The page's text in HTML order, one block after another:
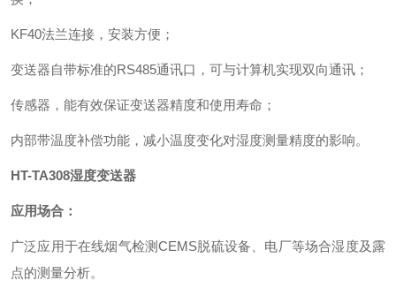
KF40法兰连接，安装方便；
变送器自带标准的RS485通讯口，可与计算机实现双向通讯；
传感器，能有效保证变送器精度和使用寿命；
内部带温度补偿功能，减小温度变化对湿度测量精度的影响。
HT-TA308湿度变送器
应用场合：
广泛应用于在线烟气检测CEMS脱硫设备、电厂等场合湿度及露
点的测量分析。